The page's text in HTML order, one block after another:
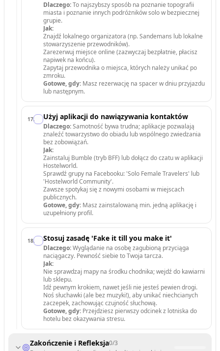
Dlaczego:To najszybszy sposób na poznanie topografii
miasta i poznanie innych podróżników solo w bezpiecznej
grupie.
Jak:
Znajdź lokalnego organizatora (np. Sandemans lub lokalne
stowarzyszenie przewodników).
Zarezerwuj miejsce online (zazwyczaj bezpłatnie, płacisz
napiwek na końcu).
Zapytaj przewodnika o miejsca, których należy unikać po
zmroku.
Gotowe, gdy: Masz rezerwację na spacer w dniu przyjazdu
lub następnym.
17. Użyj aplikacji do nawiązywania kontaktów
Dlaczego:Samotność bywa trudna; aplikacje pozwalają
znaleźć towarzystwo do obiadu lub wspólnego zwiedzania
bez zobowiązań.
Jak:
Zainstaluj Bumble (tryb BFF) lub dołącz do czatu w aplikacji
Hostelworld.
Sprawdź grupy na Facebooku: 'Solo Female Travelers' lub
'Hostelworld Community'.
Zawsze spotykaj się z nowymi osobami w miejscach
publicznych.
Gotowe, gdy: Masz zainstalowaną min. jedną aplikację i
uzupełniony profil.
18. Stosuj zasadę 'Fake it till you make it'
Dlaczego:Wyglądanie na osobę zagubioną przyciąga
naciągaczy. Pewność siebie to Twoja tarcza.
Jak:
Nie sprawdzaj mapy na środku chodnika; wejdź do kawiarni
lub sklepu.
Idź pewnym krokiem, nawet jeśli nie jesteś pewien drogi.
Noś słuchawki (ale bez muzyki!), aby unikać niechcianych
zaczepek, zachowując czujność słuchową.
Gotowe, gdy: Przejdziesz pierwszy odcinek z lotniska do
hotelu bez okazywania stresu.
Zakończenie i Refleksja0/3